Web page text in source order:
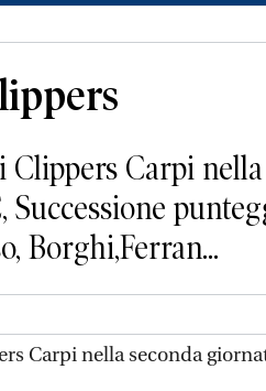
Clippers Carpi
Borghi,Ferran...
Carpi nella seconda